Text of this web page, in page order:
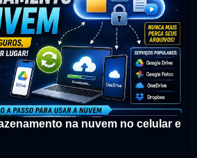
na nuvem no celular e